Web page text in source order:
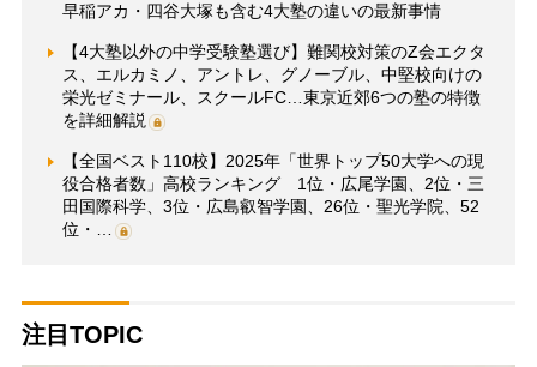
早稲アカ・四谷大塚も含む4大塾の違いの最新事情
【4大塾以外の中学受験塾選び】難関校対策のZ会エクタ
ス、エルカミノ、アントレ、グノーブル、中堅校向けの
栄光ゼミナール、スクールFC…東京近郊6つの塾の特徴
を詳細解説
【全国ベスト110校】2025年「世界トップ50大学への現
役合格者数」高校ランキング 1位・広尾学園、2位・三
田国際科学、3位・広島叡智学園、26位・聖光学院、52
位・…
注目TOPIC